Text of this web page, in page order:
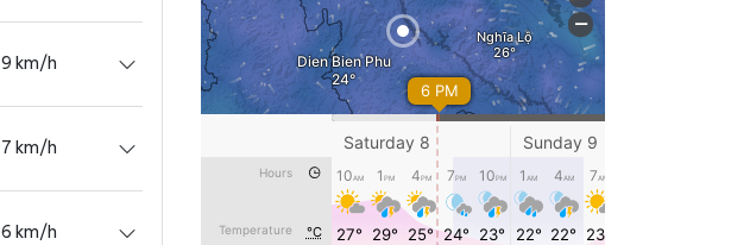
9 km/h
7 km/h
6 km/h